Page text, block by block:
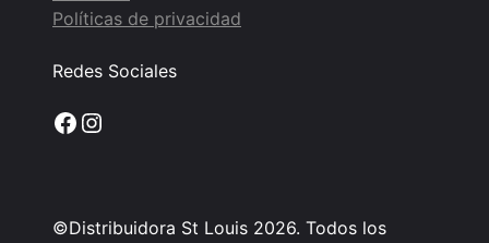
Políticas de privacidad
Redes Sociales
Facebook
Instagram
©Distribuidora St Louis 2026. Todos los